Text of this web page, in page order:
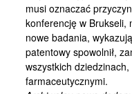
musi oznaczać
konferencję w Brukseli,
nowe badania,
patentowy spowolnił,
wszystkich
farmaceutycznymi.